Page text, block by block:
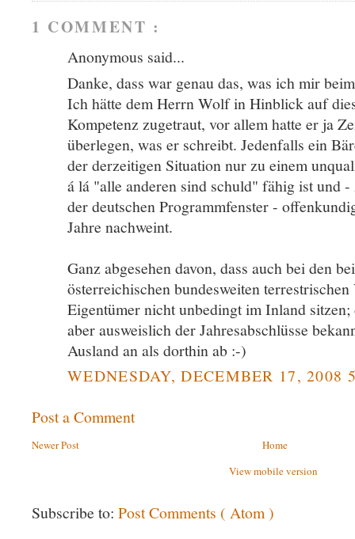
1 COMMENT :
Anonymous said...
Danke, dass war genau das, was ich mir
Ich hätte dem Herrn Wolf in Hinblick auf
Kompetenz zugetraut, vor allem hatte er ja
überlegen, was er schreibt. Jedenfalls ein
der derzeitigen Situation nur zu einem
á lá "alle anderen sind schuld" fähig ist und
der deutschen Programmfenster -
Jahre nachweint.
Ganz abgesehen davon, dass auch bei den
österreichischen bundesweiten
Eigentümer nicht unbedingt im Inland
aber ausweislich der Jahresabschlüsse
Ausland an als dorthin ab :-)
WEDNESDAY, DECEMBER 17, 2008
Post a Comment
Newer Post
Home
View mobile version
Subscribe to: Post Comments ( Atom )